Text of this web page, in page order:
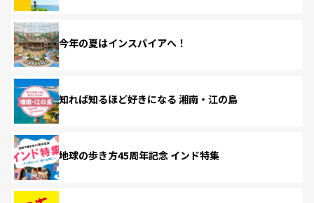
今年の夏はインスパイアへ！
知れば知るほど好きになる 湘南・江の島
地球の歩き方45周年記念 インド特集